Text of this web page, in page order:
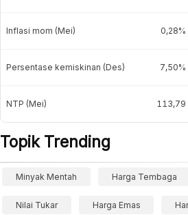
Inflasi mom (Mei) 0,28%
Persentase kemiskinan (Des) 7,50%
NTP (Mei) 113,79
Topik Trending
Minyak Mentah Harga Tembaga
Nilai Tukar Harga Emas